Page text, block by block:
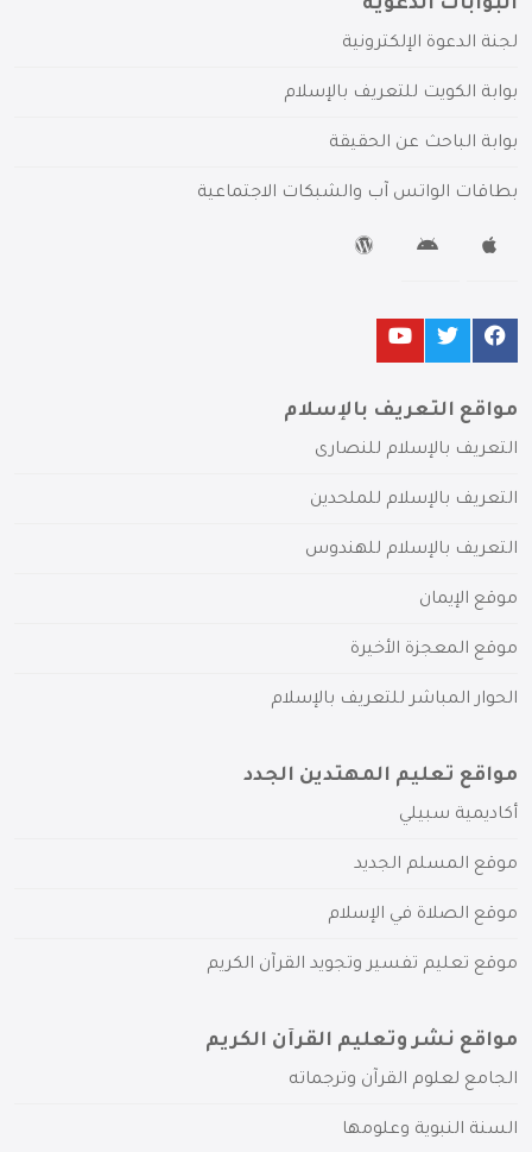
البوابات الدعوية
لجنة الدعوة الإلكترونية
بوابة الكويت للتعريف بالإسلام
بوابة الباحث عن الحقيقة
بطاقات الواتس آب والشبكات الاجتماعية
مواقع التعريف بالإسلام
التعريف بالإسلام للنصارى
التعريف بالإسلام للملحدين
التعريف بالإسلام للهندوس
موقع الإيمان
موقع المعجزة الأخيرة
الحوار المباشر للتعريف بالإسلام
مواقع تعليم المهتدين الجدد
أكاديمية سبيلي
موقع المسلم الجديد
موقع الصلاة في الإسلام
موقع تعليم تفسير وتجويد القرآن الكريم
مواقع نشر وتعليم القرآن الكريم
الجامع لعلوم القرآن وترجماته
السنة النبوية وعلومها